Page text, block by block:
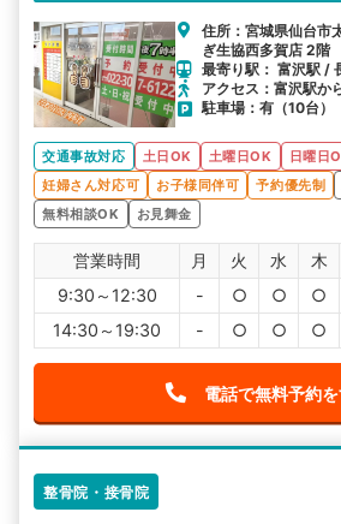
住所：宮城県仙台市
ぎ生協西多賀店 2階
最寄り駅： 富沢駅 /
アクセス：富沢駅か
駐車場：有（10台）
交通事故対応 土日OK 土曜日OK 日曜日
妊婦さん対応可
お子様同伴可 予約優先制
無料相談OK
お見舞金
営業時間 月 火 水 木
9:30～12:30
- ○ ○ ○
14:30～19:30
- ○ ○ ○
電話で無料予約
整骨院・接骨院